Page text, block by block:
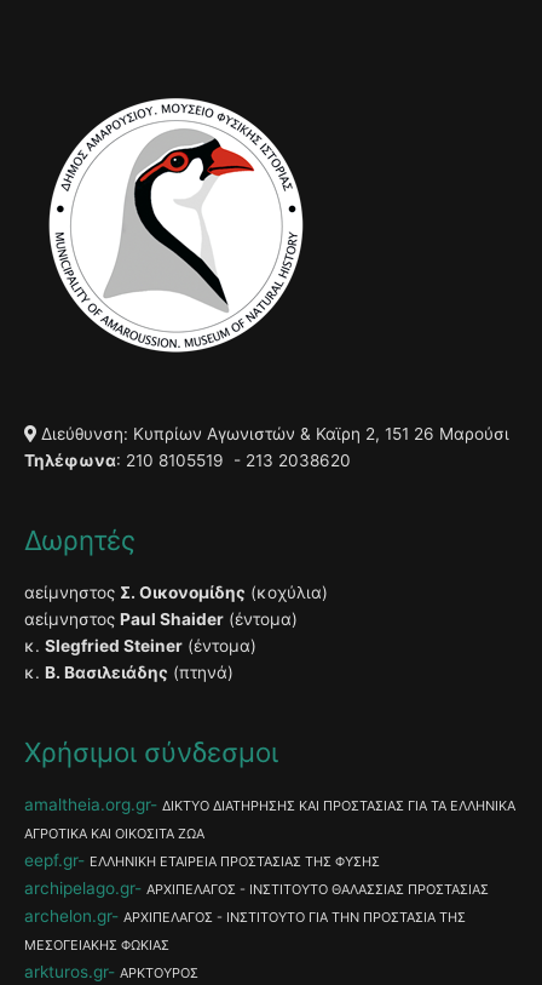
Διεύθυνση: Κυπρίων Αγωνιστών & Καϊρη 2, 151 26 Μαρούσι
Τηλέφωνα: 210 8105519 - 213 2038620
Δωρητές
αείμνηστος Σ. Οικονομίδης (κοχύλια)
αείμνηστος Paul Shaider (έντομα)
κ. Slegfried Steiner (έντομα)
κ. Β. Βασιλειάδης (πτηνά)
Χρήσιμοι σύνδεσμοι
amaltheia.org.gr
ΔΙΚΤΥΟ ΔΙΑΤΗΡΗΣΗΣ ΚΑΙ ΠΡΟΣΤΑΣΙΑΣ ΓΙΑ ΤΑ ΕΛΛΗΝΙΚΑ
ΑΓΡΟΤΙΚΑ ΚΑΙ ΟΙΚΟΣΙΤΑ ΖΩΑ
eepf.gr ΕΛΛΗΝΙΚΗ ΕΤΑΙΡΕΙΑ ΠΡΟΣΤΑΣΙΑΣ ΤΗΣ ΦΥΣΗΣ
archipelago.gr ΑΡΧΙΠΕΛΑΓΟΣ - ΙΝΣΤΙΤΟΥΤΟ ΘΑΛΑΣΣΙΑΣ ΠΡΟΣΤΑΣΙΑΣ
archelon.gr
ΑΡΧΙΠΕΛΑΓΟΣ - ΙΝΣΤΙΤΟΥΤΟ ΓΙΑ ΤΗΝ ΠΡΟΣΤΑΣΙΑ ΤΗΣ
ΜΕΣΟΓΕΙΑΚΗΣ ΦΩΚΙΑΣ
arkturos.gr ΑΡΚΤΟΥΡΟΣ